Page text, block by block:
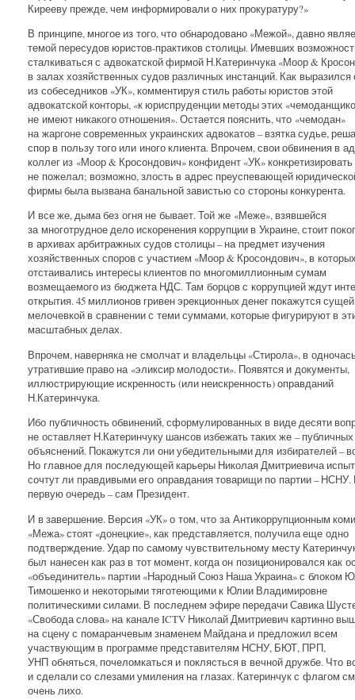
Кирееву прежде, чем информировали о них прокуратуру?»
В принципе, многое из того, что обнародовано «Межой», давно
темой пересудов юристов-практиков столицы. Имевших
сталкиваться с адвокатской фирмой Н.Катеринчука «Моор &
в залах хозяйственных судов различных инстанций. Как выразился
из собеседников «УК», комментируя стиль работы юристов этой
адвокатской конторы, «к юриспруденции методы этих
не имеют никакого отношения». Остается пояснить, что «чемодан»
на жаргоне современных украинских адвокатов – взятка судье,
спор в пользу того или иного клиента. Впрочем, свои обвинения в
коллег из «Моор & Кросондович» конфидент «УК» конкретизировать
не пожелал; возможно, злость в адрес преуспевающей
фирмы была вызвана банальной завистью со стороны конкурента.
И все же, дыма без огня не бывает. Той же «Меже», взявшейся
за многотрудное дело искоренения коррупции в Украине, стоит
в архивах арбитражных судов столицы – на предмет изучения
хозяйственных споров с участием «Моор & Кросондович», в
отстаивались интересы клиентов по многомиллионным сумам
возмещаемого из бюджета НДС. Там борцов с коррупцией ждут
открытия. 45 миллионов гривен эрекционных денег покажутся сущей
мелочевкой в сравнении с теми суммами, которые фигурируют в
масштабных делах.
Впрочем, наверняка не смолчат и владельцы «Стирола», в
утратившие право на «эликсир молодости». Появятся и документы,
иллюстрирующие искренность (или неискренность) оправданий
Н.Катеринчука.
Ибо публичность обвинений, сформулированных в виде десяти
не оставляет Н.Катеринчуку шансов избежать таких же – публичных
объяснений. Покажутся ли они убедительными для избирателей –
Но главное для последующей карьеры Николая Дмитриевича
сочтут ли правдивыми его оправдания товарищи по партии – НСНУ.
первую очередь – сам Президент.
И в завершение. Версия «УК» о том, что за Антикоррупционным
«Межа» стоят «донецкие», как представляется, получила еще одно
подтверждение. Удар по самому чувствительному месту
был нанесен как раз в тот момент, когда он позиционировался как
«объединитель» партии «Народный Союз Наша Украина» с блоком
Тимошенко и некоторыми тяготеющими к Юлии Владимировне
политическими силами. В последнем эфире передачи Савика
«Свобода слова» на канале ICTV Николай Дмитриевич картинно
на сцену с помаранчевым знаменем Майдана и предложил всем
участвующим в программе представителям НСНУ, БЮТ, ПРП,
УНП обняться, почеломкаться и поклясться в вечной дружбе. Что
и сделали со слезами умиления на глазах. Катеринчук с флагом
очень лихо.